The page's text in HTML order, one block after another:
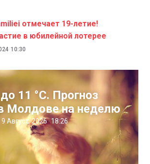
отмечает 19-летие!
в юбилейной лотерее
10:30
11 °C. Прогноз
Молдове на неделю
9 Август, 2026 18:26